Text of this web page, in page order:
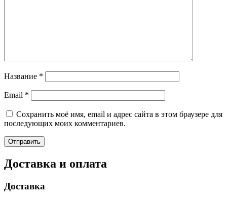
Название *
Email *
Сохранить моё имя, email и адрес сайта в этом браузере для
последующих моих комментариев.
Доставка и оплата
Доставка